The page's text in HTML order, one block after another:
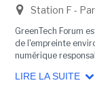
Station F -
GreenTech Forum
de l'empreinte
numérique
LIRE LA SUITE